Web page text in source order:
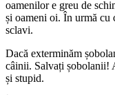
oamenilor e greu de
și oameni oi. În urmă cu
sclavi.
Dacă exterminăm
câinii. Salvați șobolanii!
și stupid.